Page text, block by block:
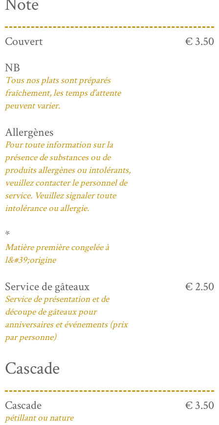
Note
Couvert
€ 3.50
NB
Tous nos plats sont préparés
fraîchement, les temps d'attente
peuvent varier.
Allergènes
Pour toute information sur la
présence de substances ou de
produits allergènes ou intolérants,
veuillez contacter le personnel de
service. Veuillez signaler toute
intolérance ou allergie.
*
Matière première congelée à
l&#39;origine
Service de gâteaux
Service de présentation et de
découpe de gâteaux pour
anniversaires et événements (prix
par personne)
€ 2.50
Cascade
Cascade
pétillant ou nature
€ 3.50